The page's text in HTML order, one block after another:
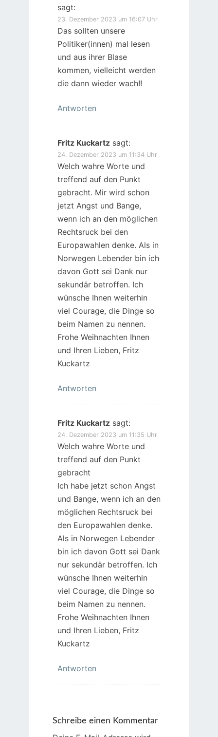
sagt:
23. Dezember 2023 um 16:07 Uhr
Das sollten unsere
Politiker(innen) mal lesen
und aus ihrer Blase
kommen, vielleicht werden
die dann wieder wach!!
Antworten
Fritz Kuckartz sagt:
24. Dezember 2023 um 11:34 Uhr
Welch wahre Worte und
treffend auf den Punkt
gebracht. Mir wird schon
jetzt Angst und Bange,
wenn ich an den möglichen
Rechtsruck bei den
Europawahlen denke. Als in
Norwegen Lebender bin ich
davon Gott sei Dank nur
sekundär betroffen. Ich
wünsche Ihnen weiterhin
viel Courage, die Dinge so
beim Namen zu nennen.
Frohe Weihnachten Ihnen
und Ihren Lieben, Fritz
Kuckartz
Antworten
Fritz Kuckartz sagt:
24. Dezember 2023 um 11:35 Uhr
Welch wahre Worte und
treffend auf den Punkt
gebracht
Ich habe jetzt schon Angst
und Bange, wenn ich an den
möglichen Rechtsruck bei
den Europawahlen denke.
Als in Norwegen Lebender
bin ich davon Gott sei Dank
nur sekundär betroffen. Ich
wünsche Ihnen weiterhin
viel Courage, die Dinge so
beim Namen zu nennen.
Frohe Weihnachten Ihnen
und Ihren Lieben, Fritz
Kuckartz
Antworten
Schreibe einen Kommentar